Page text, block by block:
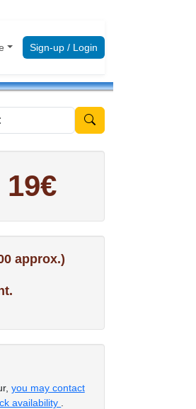
Sign-up / Login
New search:
19€
approx.)
you may contact
availability